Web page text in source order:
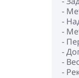
-
-
-
-
-
-
-